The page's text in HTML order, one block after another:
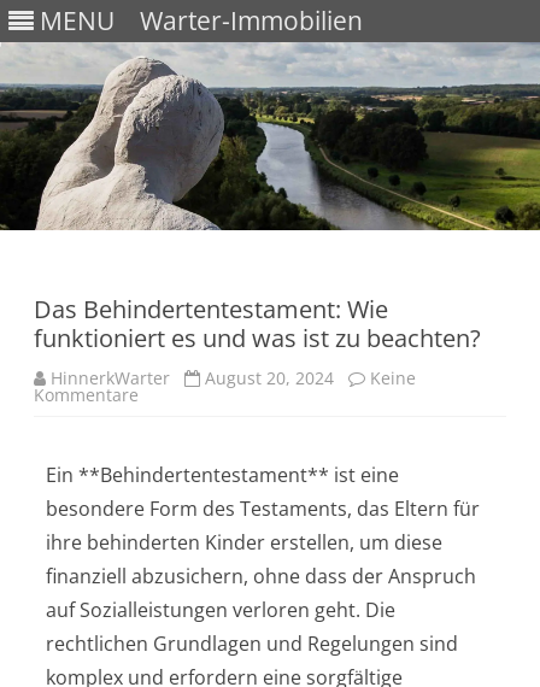
MENU Warter-Immobilien
Das Behindertentestament: Wie
funktioniert es und was ist zu beachten?
HinnerkWarter August 20, 2024 Keine
Kommentare
Ein **Behindertentestament** ist eine
besondere Form des Testaments, das Eltern für
ihre behinderten Kinder erstellen, um diese
finanziell abzusichern, ohne dass der Anspruch
auf Sozialleistungen verloren geht. Die
rechtlichen Grundlagen und Regelungen sind
komplex und erfordern eine sorgfältige